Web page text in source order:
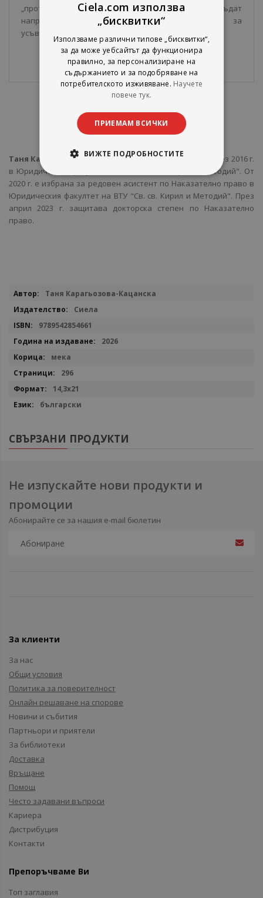
„против“ обособяването им в отделен раздел. Ще бъдат
направени съответни предложения за
усъвършенстване на законодателната уредба.
За Автора
Таня Карагьозова завършва специалност "Право" през 2016 г.
в Юридическия факултет на ВТУ "Св. св. Кирил и Методий". От
2020 г. е избрана за редовен асистент по Наказателно право в
Юридическия факултет на ВТУ "Св. св. Кирил и Методий". През
април 2023 г. защитава докторска степен по Наказателно
право.
Повече
Таня Карагьозова-Кацанска
Сиела
9789542854661
2026
мека
296
14,3х21
български
СВЪРЗАНИ ПРОДУКТИ
Не изпускайте нови продукти и
промоции
Абонирайте се за нашия e-mail бюлетин
За клиенти
За нас
Общи условия
Политика за поверителност
Онлайн решаване на спорове
Новини и събития
Партньори и приятели
За библиотеки
Доставка
Връщане
Помощ
Често задавани въпроси
Кариера
Дистрибуция
Контакти
Препоръчваме Ви
Топ заглавия
Ciela.com използва
„бисквитки“
Използваме различни типове „бисквитки“,
за да може уебсайтът да функционира
правилно, за персонализиране на
съдържанието и за подобряване на
потребителското изживяване. Научете
повече тук.
ПРИЕМАМ ВСИЧКИ
ВИЖТЕ ПОДРОБНОСТИТЕ